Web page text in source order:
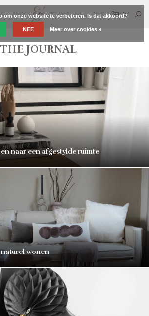
0
THE JOURNAL
naar een afgestylde ruimte
wonen
om onze website te verbeteren. Is dat akkoord?
NEE Meer over cookies »